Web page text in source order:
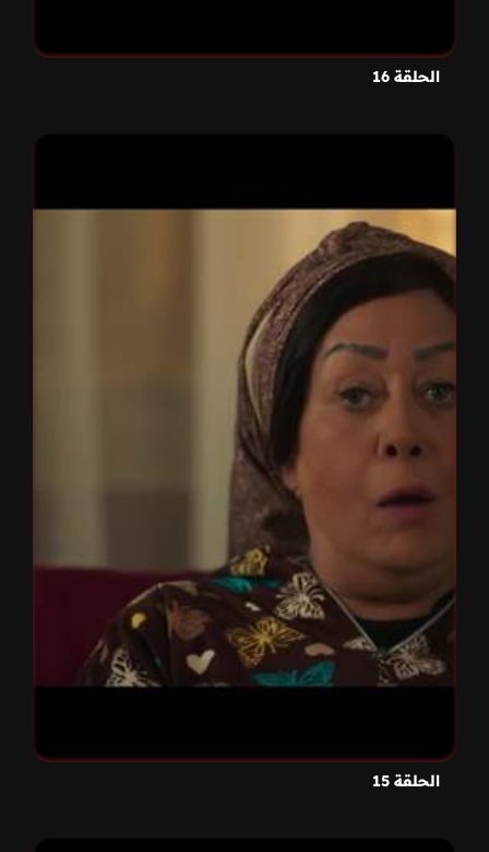
الحلقة 16
الحلقة 15